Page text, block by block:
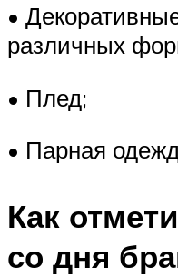
•
различных
• Плед;
• Парная
Как
со дня